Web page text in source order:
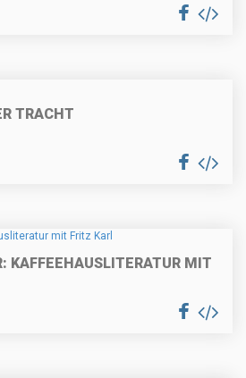
TRACHT
KAFFEEHAUSLITERATUR MIT